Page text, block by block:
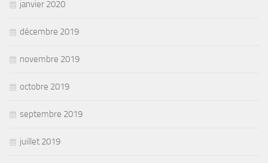
janvier 2020
décembre 2019
novembre 2019
octobre 2019
septembre 2019
juillet 2019